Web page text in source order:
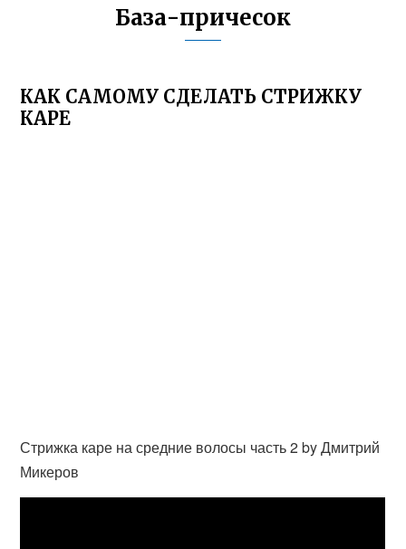
База-причесок
КАК САМОМУ СДЕЛАТЬ СТРИЖКУ
КАРЕ
Стрижка каре на средние волосы часть 2 by Дмитрий
Микеров